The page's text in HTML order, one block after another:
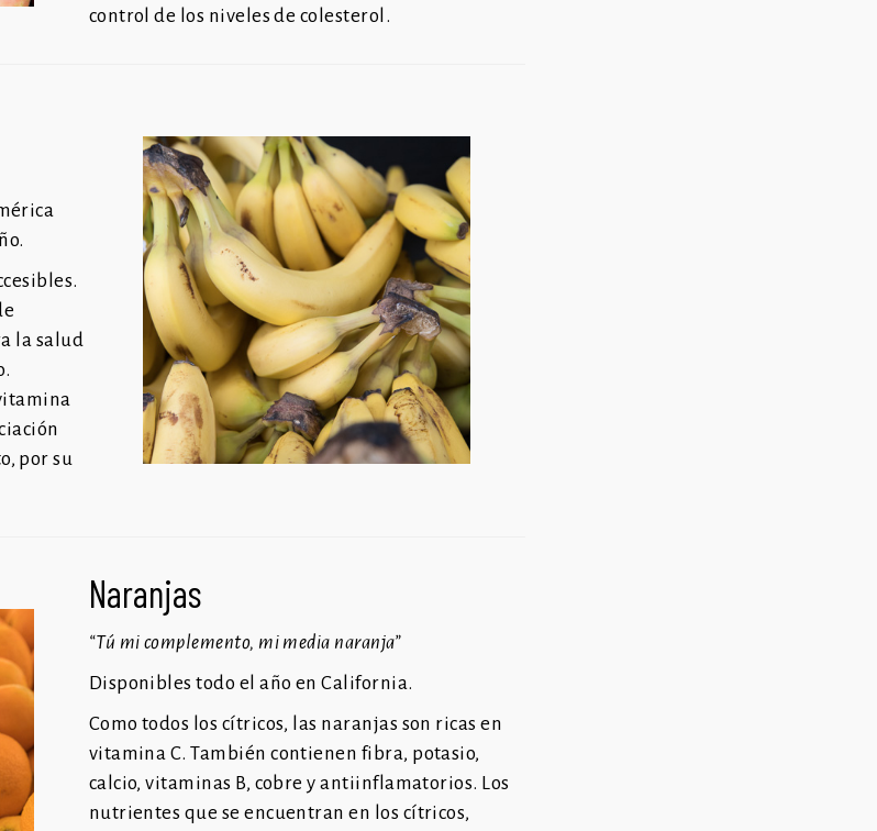
control de los niveles de colesterol.
la salud
por su
Naranjas
“Tú mi complemento, mi media naranja”
Disponibles todo el año en California.
Como todos los cítricos, las naranjas son ricas en
vitamina C. También contienen fibra, potasio,
calcio, vitaminas B, cobre y antiinflamatorios. Los
nutrientes que se encuentran en los cítricos,